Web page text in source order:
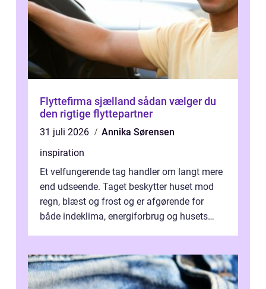
Flyttefirma sjælland sådan vælger du
den rigtige flyttepartner
31 juli 2026
Annika Sørensen
inspiration
Et velfungerende tag handler om langt mere
end udseende. Taget beskytter huset mod
regn, blæst og frost og er afgørende for
både indeklima, energiforbrug og husets